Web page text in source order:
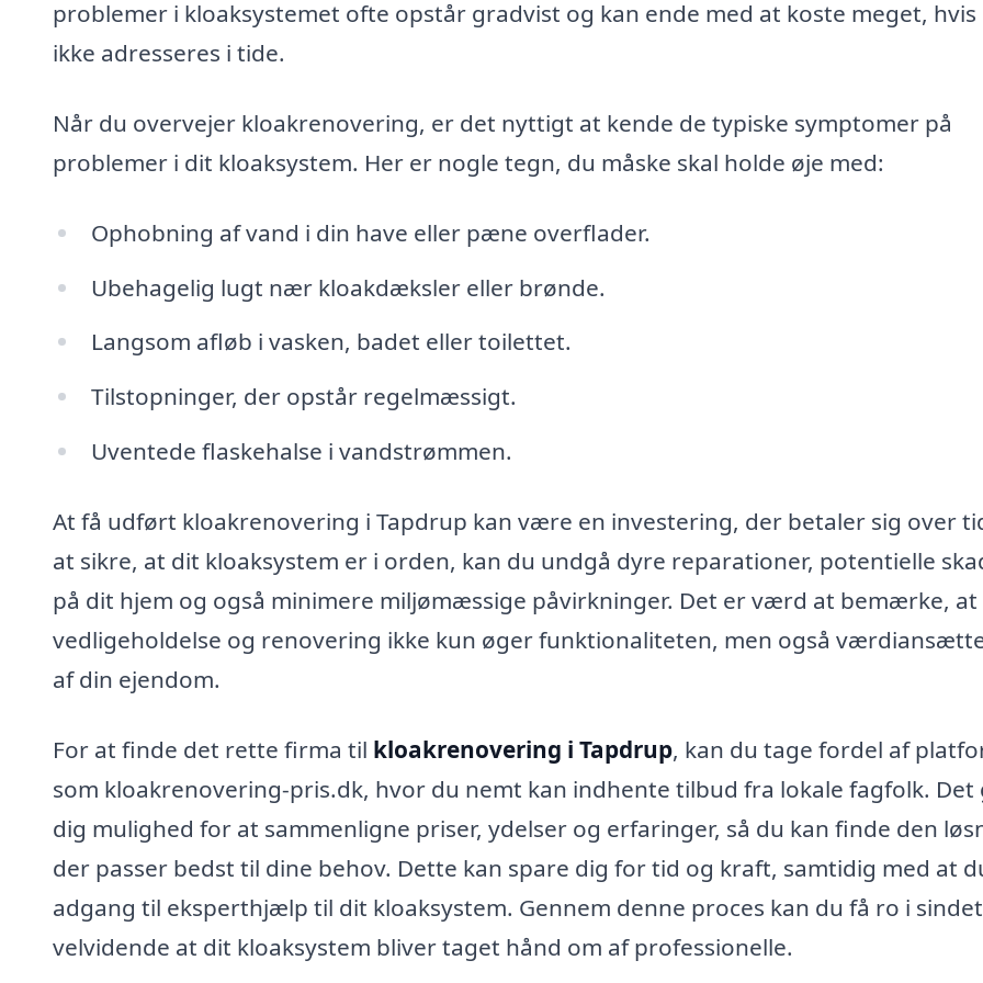
problemer i kloaksystemet ofte opstår gradvist og kan ende med at koste meget, hvis
ikke adresseres i tide.
Når du overvejer kloakrenovering, er det nyttigt at kende de typiske symptomer på
problemer i dit kloaksystem. Her er nogle tegn, du måske skal holde øje med:
Ophobning af vand i din have eller pæne overflader.
Ubehagelig lugt nær kloakdæksler eller brønde.
Langsom afløb i vasken, badet eller toilettet.
Tilstopninger, der opstår regelmæssigt.
Uventede flaskehalse i vandstrømmen.
At få udført kloakrenovering i Tapdrup kan være en investering, der betaler sig over
at sikre, at dit kloaksystem er i orden, kan du undgå dyre reparationer, potentielle
på dit hjem og også minimere miljømæssige påvirkninger. Det er værd at bemærke, at
vedligeholdelse og renovering ikke kun øger funktionaliteten, men også
af din ejendom.
For at finde det rette firma til kloakrenovering i Tapdrup, kan du tage fordel af
som kloakrenovering-pris.dk, hvor du nemt kan indhente tilbud fra lokale fagfolk. Det
dig mulighed for at sammenligne priser, ydelser og erfaringer, så du kan finde den
der passer bedst til dine behov. Dette kan spare dig for tid og kraft, samtidig med at
adgang til eksperthjælp til dit kloaksystem. Gennem denne proces kan du få ro i
velvidende at dit kloaksystem bliver taget hånd om af professionelle.